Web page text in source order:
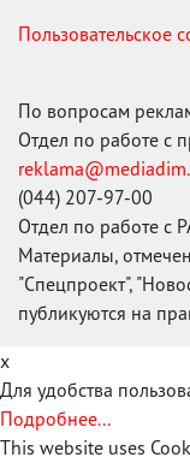
Пользовательское
По вопросам
Отдел по работе с
(044) 207-97-00
Отдел по работе с
Материалы,
"Спецпроект",
публикуются на
x
Для удобства
Подробнее...
This website uses